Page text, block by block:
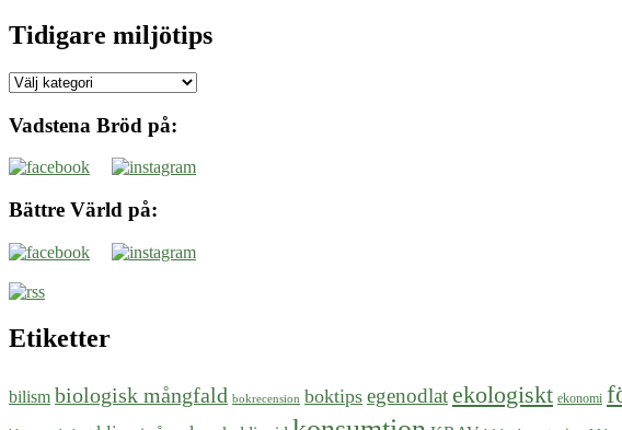
Tidigare miljötips
Tidigare
Vadstena Bröd på:
Bättre Värld på:
Etiketter
bilism biologisk mångfald bokrecension boktips egenodlat ekologiskt ekonomi